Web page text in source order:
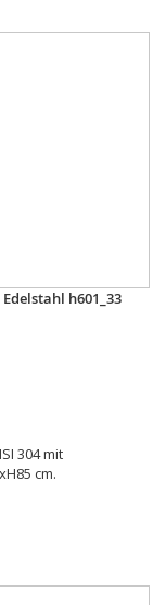
h601_33
304 mit
cm.